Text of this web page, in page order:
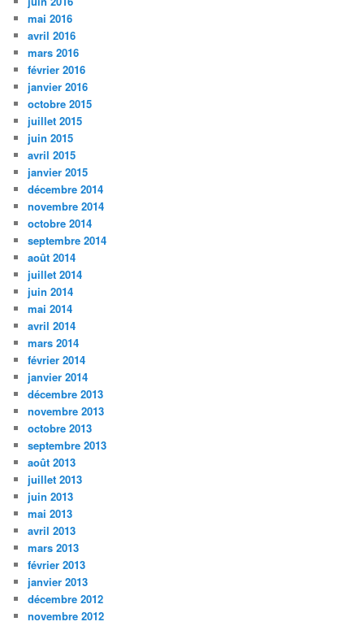
mai 2016
avril 2016
mars 2016
février 2016
janvier 2016
octobre 2015
juillet 2015
juin 2015
avril 2015
janvier 2015
décembre 2014
novembre 2014
octobre 2014
septembre 2014
août 2014
juillet 2014
juin 2014
mai 2014
avril 2014
mars 2014
février 2014
janvier 2014
décembre 2013
novembre 2013
octobre 2013
septembre 2013
août 2013
juillet 2013
juin 2013
mai 2013
avril 2013
mars 2013
février 2013
janvier 2013
décembre 2012
novembre 2012